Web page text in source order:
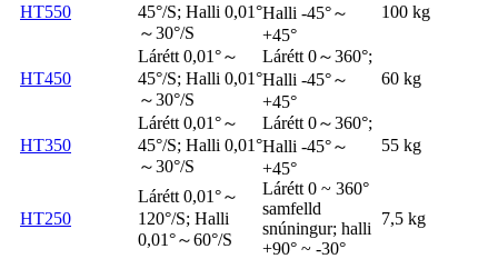
HT550
45°/S; Halli 0,01°
～30°/S
Halli -45°～
+45°
100 kg
HT450
Lárétt 0,01°～
45°/S; Halli 0,01°
～30°/S
Lárétt 0～360°;
Halli -45°～
+45°
60 kg
HT350
Lárétt 0,01°～
45°/S; Halli 0,01°
～30°/S
Lárétt 0～360°;
Halli -45°～
+45°
55 kg
HT250
Lárétt 0,01°～
120°/S; Halli
0,01°～60°/S
Lárétt 0 ~ 360°
samfelld
snúningur; halli
+90° ~ -30°
7,5 kg